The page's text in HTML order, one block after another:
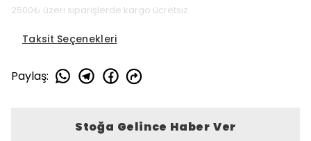
2500₺ üzeri siparişlerde kargo ücretsiz.
Taksit Seçenekleri
Paylaş:
Stoğa Gelince Haber Ver